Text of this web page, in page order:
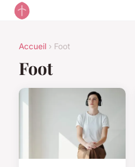
Accueil › Foot
Foot